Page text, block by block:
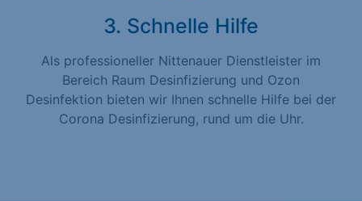
3. Schnelle Hilfe
Als professioneller Nittenauer Dienstleister im
Bereich Raum Desinfizierung und Ozon
Desinfektion bieten wir Ihnen schnelle Hilfe bei der
Corona Desinfizierung, rund um die Uhr.